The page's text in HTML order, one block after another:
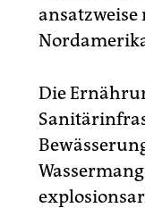
ansatzweise
Die